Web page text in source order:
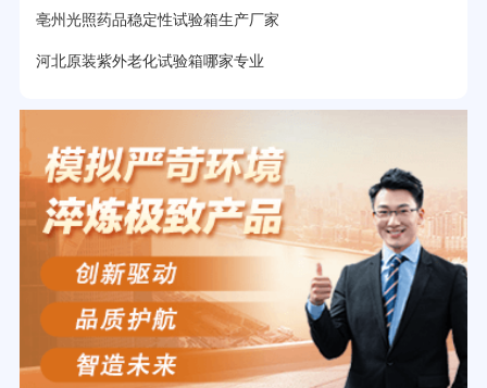
亳州光照药品稳定性试验箱生产厂家
河北原装紫外老化试验箱哪家专业